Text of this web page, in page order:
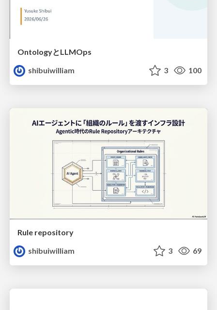
OntologyとLLMOps
shibuiwilliam
3 100
Rule repository
shibuiwilliam
3 69